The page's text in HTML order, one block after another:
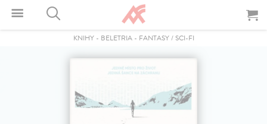
KNIHY- BELETRIA- FANTASY / SCI-FI